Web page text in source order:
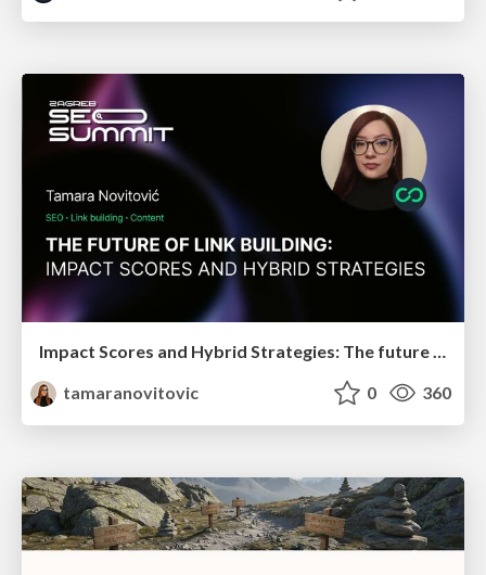
Impact Scores and Hybrid Strategies: The future of link building
tamaranovitovic
0 360